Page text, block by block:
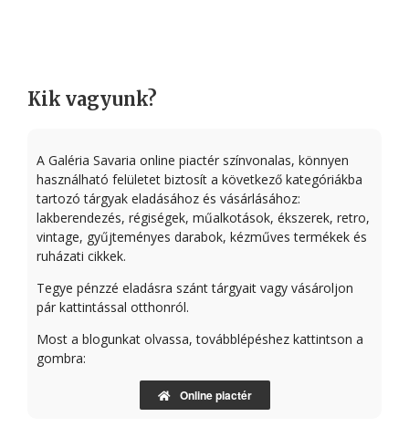
Kik vagyunk?
A Galéria Savaria online piactér színvonalas, könnyen
használható felületet biztosít a következő kategóriákba
tartozó tárgyak eladásához és vásárlásához:
lakberendezés, régiségek, műalkotások, ékszerek, retro,
vintage, gyűjteményes darabok, kézműves termékek és
ruházati cikkek.
Tegye pénzzé eladásra szánt tárgyait vagy vásároljon
pár kattintással otthonról.
Most a blogunkat olvassa, továbblépéshez kattintson a
gombra:
Online piactér